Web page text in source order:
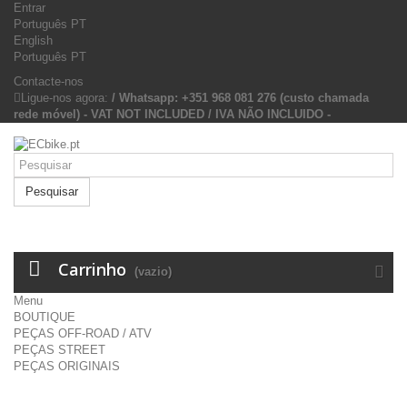
Entrar
Português PT
English
Português PT
Contacte-nos
Ligue-nos agora: / Whatsapp: +351 968 081 276 (custo chamada
rede móvel) - VAT NOT INCLUDED / IVA NÃO INCLUIDO -
Pesquisar
Carrinho (vazio)
Menu
BOUTIQUE
PEÇAS OFF-ROAD / ATV
PEÇAS STREET
PEÇAS ORIGINAIS